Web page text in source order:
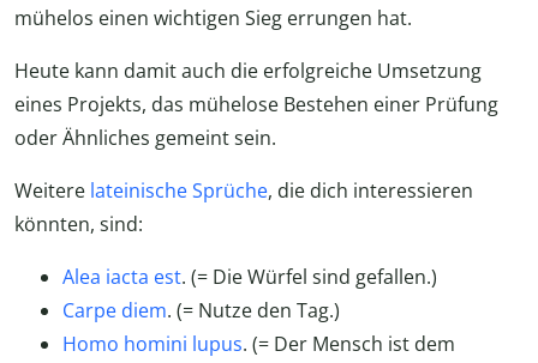
mühelos einen wichtigen Sieg errungen hat.
Heute kann damit auch die erfolgreiche Umsetzung
eines Projekts, das mühelose Bestehen einer Prüfung
oder Ähnliches gemeint sein.
Weitere lateinische Sprüche, die dich interessieren
könnten, sind:
Alea iacta est. (= Die Würfel sind gefallen.)
Carpe diem. (= Nutze den Tag.)
Homo homini lupus. (= Der Mensch ist dem